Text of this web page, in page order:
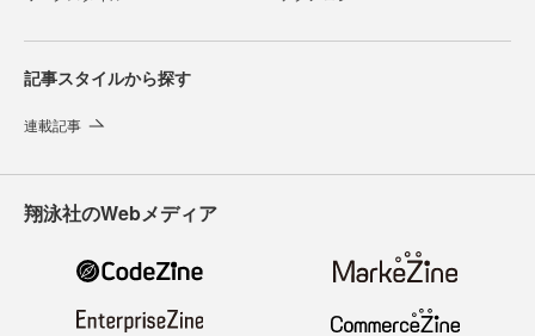
記事スタイルから探す
連載記事
翔泳社のWebメディア